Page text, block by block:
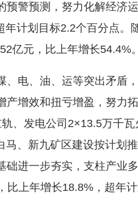
警预测，努力化解经济
计划目标2.2个百分点。
亿元，比上年增长54.4%。
电、油、运等突出矛盾
产增效和扭亏增盈，努力
、发电公司2×13.5万千瓦
、新九矿区建设按计划
础进一步夯实，支柱产业
比上年增长18.8%，超年